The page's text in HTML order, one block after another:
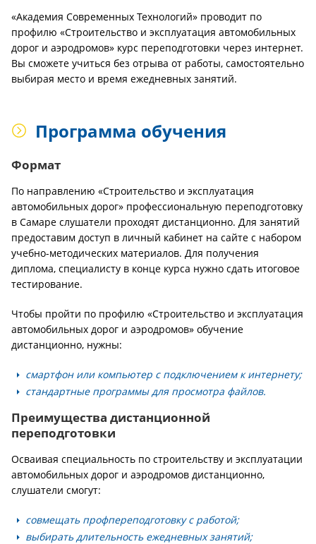
«Академия Современных Технологий» проводит по
профилю «Строительство и эксплуатация автомобильных
дорог и аэродромов» курс переподготовки через интернет.
Вы сможете учиться без отрыва от работы, самостоятельно
выбирая место и время ежедневных занятий.
Программа обучения
Формат
По направлению «Строительство и эксплуатация
автомобильных дорог» профессиональную переподготовку
в Самаре слушатели проходят дистанционно. Для занятий
предоставим доступ в личный кабинет на сайте с набором
учебно-методических материалов. Для получения
диплома, специалисту в конце курса нужно сдать итоговое
тестирование.
Чтобы пройти по профилю «Строительство и эксплуатация
автомобильных дорог и аэродромов» обучение
дистанционно, нужны:
смартфон или компьютер с подключением к интернету;
стандартные программы для просмотра файлов.
Преимущества дистанционной
переподготовки
Осваивая специальность по строительству и эксплуатации
автомобильных дорог и аэродромов дистанционно,
слушатели смогут:
совмещать профпереподготовку с работой;
выбирать длительность ежедневных занятий;